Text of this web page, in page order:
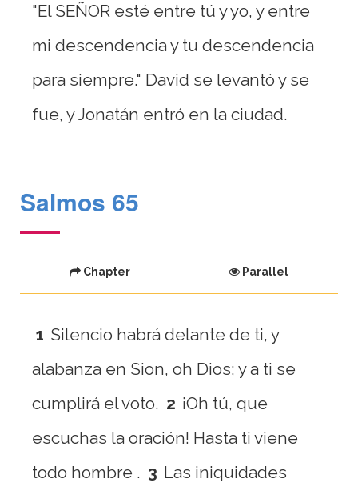
"El SEÑOR esté entre tú y yo, y entre
mi descendencia y tu descendencia
para siempre." David se levantó y se
fue, y Jonatán entró en la ciudad.
Salmos 65
Chapter Parallel
1 Silencio habrá delante de ti, y
alabanza en Sion, oh Dios; y a ti se
cumplirá el voto. 2 ¡Oh tú, que
escuchas la oración! Hasta ti viene
todo hombre . 3 Las iniquidades